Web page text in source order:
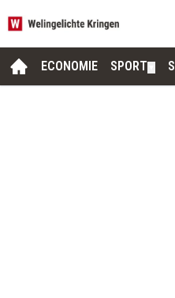
ECONOMIE SPORT